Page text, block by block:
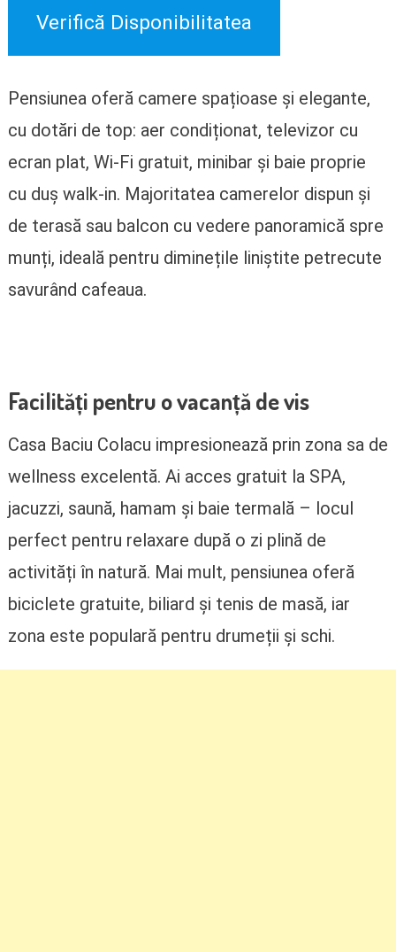
Verifică Disponibilitatea
Pensiunea oferă camere spațioase și elegante,
cu dotări de top: aer condiționat, televizor cu
ecran plat, Wi-Fi gratuit, minibar și baie proprie
cu duș walk-in. Majoritatea camerelor dispun și
de terasă sau balcon cu vedere panoramică spre
munți, ideală pentru diminețile liniștite petrecute
savurând cafeaua.
Facilități pentru o vacanță de vis
Casa Baciu Colacu impresionează prin zona sa de
wellness excelentă. Ai acces gratuit la SPA,
jacuzzi, saună, hamam și baie termală – locul
perfect pentru relaxare după o zi plină de
activități în natură. Mai mult, pensiunea oferă
biciclete gratuite, biliard și tenis de masă, iar
zona este populară pentru drumeții și schi.